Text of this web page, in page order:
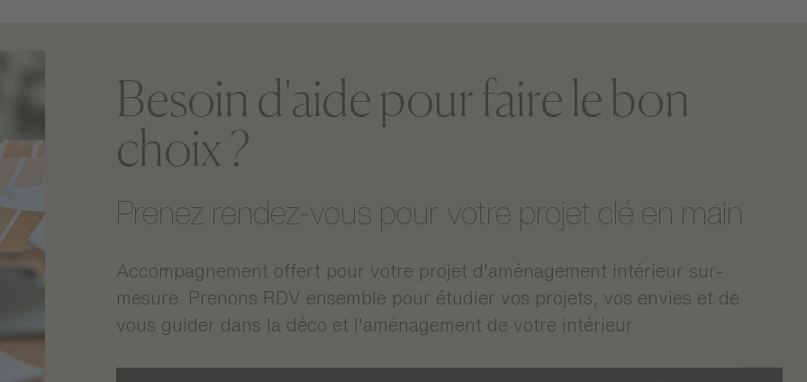
Besoin d'aide pour faire le bon
choix ?
Prenez rendez-vous pour votre projet clé en main
Accompagnement offert pour votre projet d'aménagement intérieur sur-
mesure. Prenons RDV ensemble pour étudier vos projets, vos envies et de
vous guider dans la déco et l'aménagement de votre intérieur.